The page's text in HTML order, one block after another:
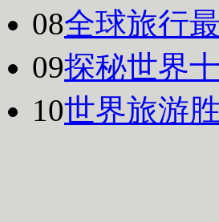
08全球旅行
09探秘世界
10世界旅游